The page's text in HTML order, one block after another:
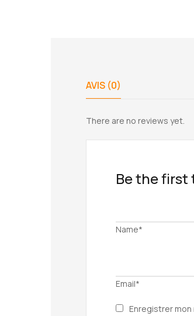
AVIS (0)
There are no reviews yet.
Be the first
Name*
Email*
Enregistrer